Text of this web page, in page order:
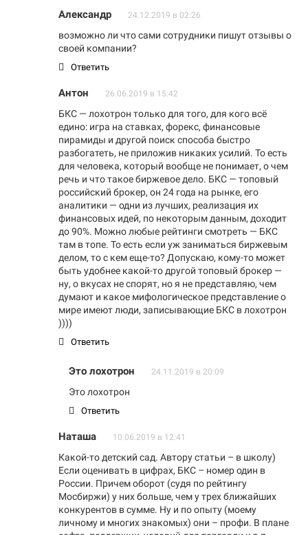
Александр 24.12.2019 в 02:26
возможно ли что сами сотрудники пишут отзывы о
своей компании?
Ответить
Антон 26.06.2019 в 15:42
БКС — лохотрон только для того, для кого всё
едино: игра на ставках, форекс, финансовые
пирамиды и другой поиск способа быстро
разбогатеть, не приложив никаких усилий. То есть
для человека, который вообще не понимает, о чем
речь и что такое биржевое дело. БКС — топовый
российский брокер, он 24 года на рынке, его
аналитики — одни из лучших, реализация их
финансовых идей, по некоторым данным, доходит
до 90%. Можно любые рейтинги смотреть — БКС
там в топе. То есть если уж заниматься биржевым
делом, то с кем еще-то? Допускаю, кому-то может
быть удобнее какой-то другой топовый брокер —
ну, о вкусах не спорят, но я не представляю, чем
думают и какое мифологическое представление о
мире имеют люди, записывающие БКС в лохотрон
))))
Ответить
Это лохотрон 24.11.2019 в 20:09
Это лохотрон
Ответить
Наташа 10.06.2019 в 12:41
Какой-то детский сад. Автору статьи – в школу)
Если оценивать в цифрах, БКС – номер один в
России. Причем оборот (судя по рейтингу
Мосбиржи) у них больше, чем у трех ближайших
конкурентов в сумме. Ну и по опыту (моему
личному и многих знакомых) они – профи. В плане